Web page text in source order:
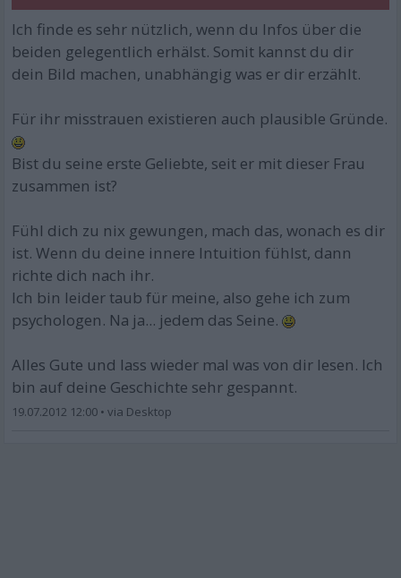
Ich finde es sehr nützlich, wenn du Infos über die
beiden gelegentlich erhälst. Somit kannst du dir
dein Bild machen, unabhängig was er dir erzählt.
Für ihr misstrauen existieren auch plausible Gründe.
Bist du seine erste Geliebte, seit er mit dieser Frau
zusammen ist?
Fühl dich zu nix gewungen, mach das, wonach es dir
ist. Wenn du deine innere Intuition fühlst, dann
richte dich nach ihr.
Ich bin leider taub für meine, also gehe ich zum
psychologen. Na ja... jedem das Seine.
Alles Gute und lass wieder mal was von dir lesen. Ich
bin auf deine Geschichte sehr gespannt.
19.07.2012 12:00 •